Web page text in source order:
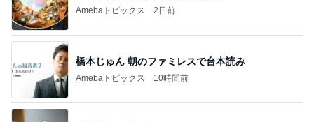
Amebaトピックス 2日前
橋本じゅん 朝のファミレスで台本読み
Amebaトピックス 10時間前